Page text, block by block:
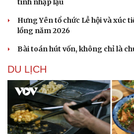
tính nhập lậu
Hưng Yên tổ chức Lễ hội và xúc
lồng năm 2026
Bài toán hút vốn, không chỉ là
DU LỊCH